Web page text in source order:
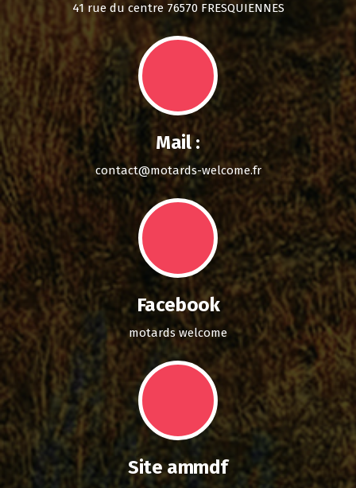
41 rue du centre 76570 FRESQUIENNES
Mail :
contact@motards-welcome.fr
Facebook
motards welcome
Site ammdf